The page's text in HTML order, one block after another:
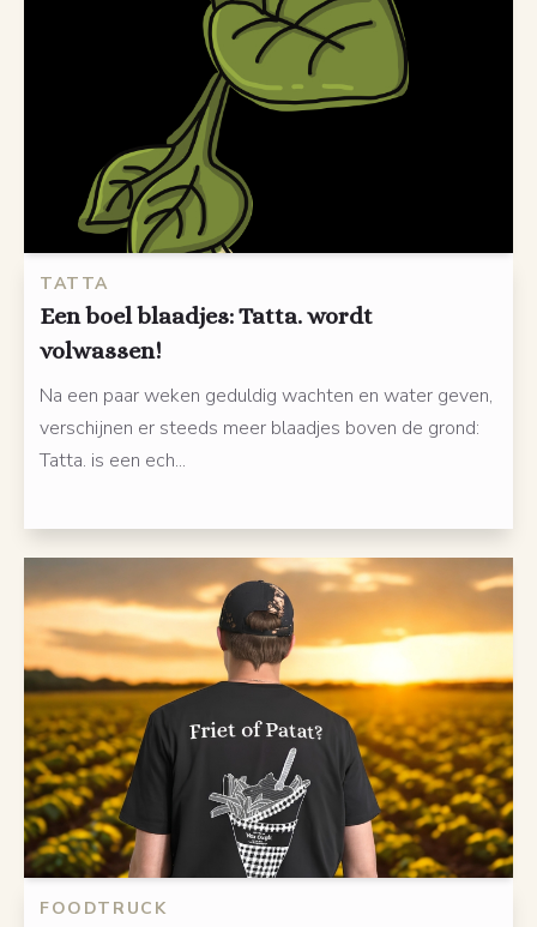
TATTA
Een boel blaadjes: Tatta. wordt
volwassen!
Na een paar weken geduldig wachten en water geven,
verschijnen er steeds meer blaadjes boven de grond:
Tatta. is een ech...
FOODTRUCK